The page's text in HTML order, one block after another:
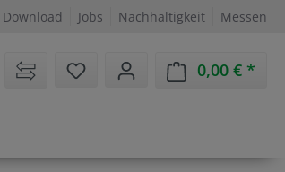
Download Jobs Nachhaltigkeit Messen
Sie haben 0 Artikel auf dem
0,00 €